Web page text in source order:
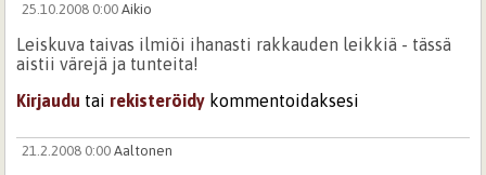
25.10.2008 0:00 Aikio
Leiskuva taivas ilmiöi ihanasti rakkauden leikkiä - tässä
aistii värejä ja tunteita!
Kirjaudu tai rekisteröidy kommentoidaksesi
21.2.2008 0:00 Aaltonen